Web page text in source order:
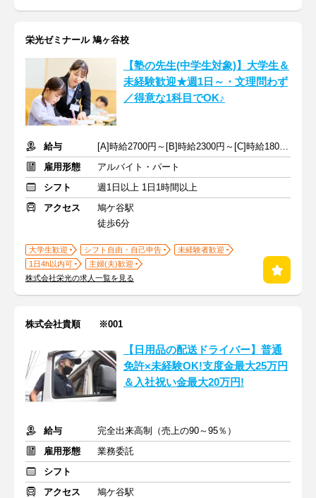
栄光ゼミナール 鳩ヶ谷校
【塾の先生(中学生対象)】大学生＆
未経験歓迎★週1日～・文理問わず
／得意な1科目でOK♪
給与
[A]時給2700円～[B]時給2300円～[C]時給1800円～ ※手当含む
雇用形態
アルバイト・パート
シフト
週1日以上 1日1時間以上
アクセス
鳩ケ谷駅
徒歩6分
大学生歓迎 シフト自由・自己申告
未経験者歓迎
1日4h以内可
主婦(夫)歓迎
株式会社栄光の求人一覧を見る
株式会社貴順 ※001
【日用品の配送ドライバー】普通
免許×未経験OK!支度金最大25万円
＆入社祝い金最大20万円!
給与
完全出来高制（売上の90～95％）
雇用形態
業務委託
シフト
アクセス
鳩ケ谷駅